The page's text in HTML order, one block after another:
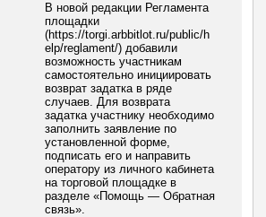
В новой редакции Регламента
площадки
(https://torgi.arbbitlot.ru/public/h
elp/reglament/) добавили
возможность участникам
самостоятельно инициировать
возврат задатка в ряде
случаев. Для возврата
задатка участнику необходимо
заполнить заявление по
установленной форме,
подписать его и направить
оператору из личного кабинета
на торговой площадке в
разделе «Помощь — Обратная
связь».